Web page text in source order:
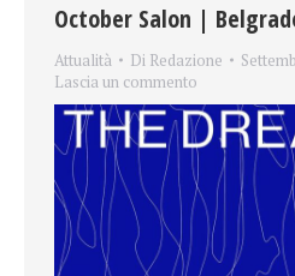
October Salon |
Attualità Di Redazione
Lascia un commento